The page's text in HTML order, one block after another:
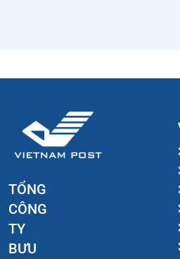
TỔNG
CÔNG
TY
BƯU